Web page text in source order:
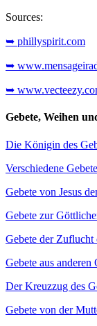
Sources:
➥ phillyspirit.com
➥
➥
Gebete, Weihen
Die Königin des
Verschiedene
Gebete von Jesus
Gebete zur
Gebete der
Gebete aus anderen
Der Kreuzzug des
Gebete von der